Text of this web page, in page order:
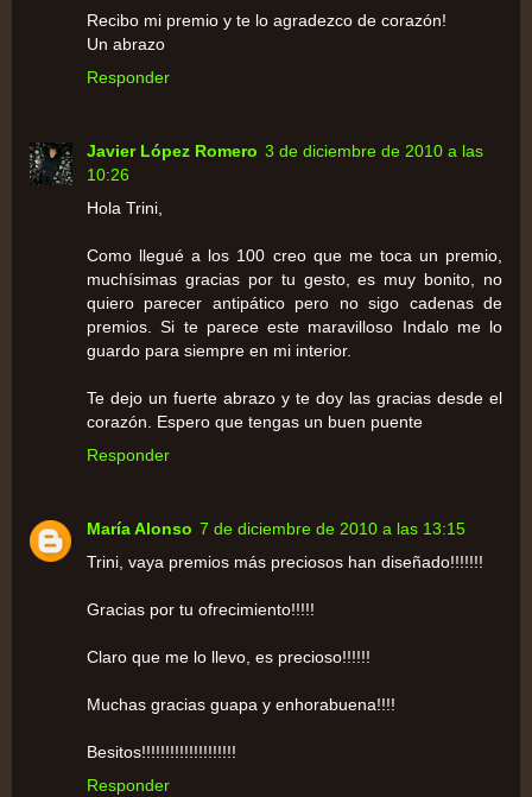
Recibo mi premio y te lo agradezco de corazón!
Un abrazo
Responder
Javier López Romero 3 de diciembre de 2010 a las
10:26
Hola Trini,
Como llegué a los 100 creo que me toca un premio,
muchísimas gracias por tu gesto, es muy bonito, no
quiero parecer antipático pero no sigo cadenas de
premios. Si te parece este maravilloso Indalo me lo
guardo para siempre en mi interior.
Te dejo un fuerte abrazo y te doy las gracias desde el
corazón. Espero que tengas un buen puente
Responder
María Alonso 7 de diciembre de 2010 a las 13:15
Trini, vaya premios más preciosos han diseñado!!!!!!!
Gracias por tu ofrecimiento!!!!!
Claro que me lo llevo, es precioso!!!!!!
Muchas gracias guapa y enhorabuena!!!!
Besitos!!!!!!!!!!!!!!!!!!!!
Responder